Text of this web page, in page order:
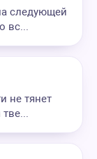
следующей
вс...
не тянет